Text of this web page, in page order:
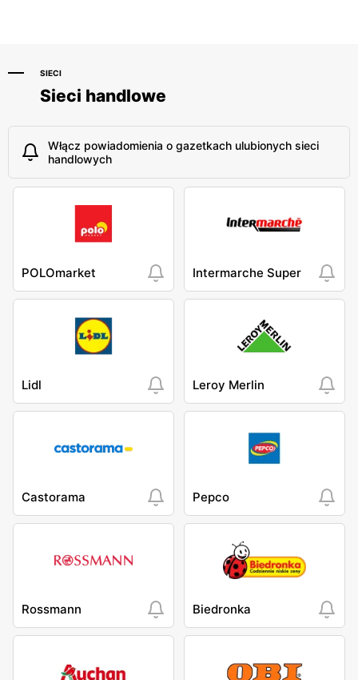
SIECI
Sieci handlowe
Włącz powiadomienia o gazetkach ulubionych sieci
handlowych
POLOmarket Intermarche Super
Lidl Leroy Merlin
Castorama Pepco
Rossmann Biedronka